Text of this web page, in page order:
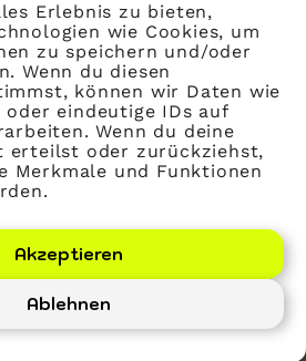
Erlebnis zu bieten,
wie Cookies, um
zu speichern und/oder
Wenn du diesen
können wir Daten wie
eindeutige IDs auf
Wenn du deine
erteilst oder zurückziehst,
Merkmale und Funktionen
Akzeptieren
AblehnenIT – bvitg e. V.